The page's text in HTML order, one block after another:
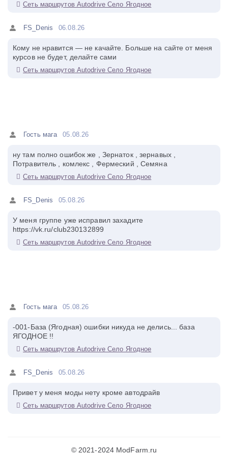
Сеть маршрутов Autodrive Село Ягодное
FS_Denis 06.08.26
Кому не нравится — не качайте. Больше на сайте от меня
курсов не будет, делайте сами
Сеть маршрутов Autodrive Село Ягодное
Гость мага 05.08.26
ну там полно ошибок же , Зернаток , зернавых ,
Потравитель , комлекс , Фермеский , Семяна
Сеть маршрутов Autodrive Село Ягодное
FS_Denis 05.08.26
У меня группе уже исправил захадите
https://vk.ru/club230132899
Сеть маршрутов Autodrive Село Ягодное
Гость мага 05.08.26
-001-База (Ягодная) ошибки никуда не делись... база
ЯГОДНОЕ !!
Сеть маршрутов Autodrive Село Ягодное
FS_Denis 05.08.26
Привет у меня моды нету кроме автодрайв
Сеть маршрутов Autodrive Село Ягодное
© 2021-2024 ModFarm.ru